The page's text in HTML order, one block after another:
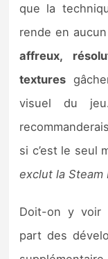
que la
rende en
affreux,
textures
visuel du
si c’est le seul
exclut la Steam
Doit-on y voir
part des